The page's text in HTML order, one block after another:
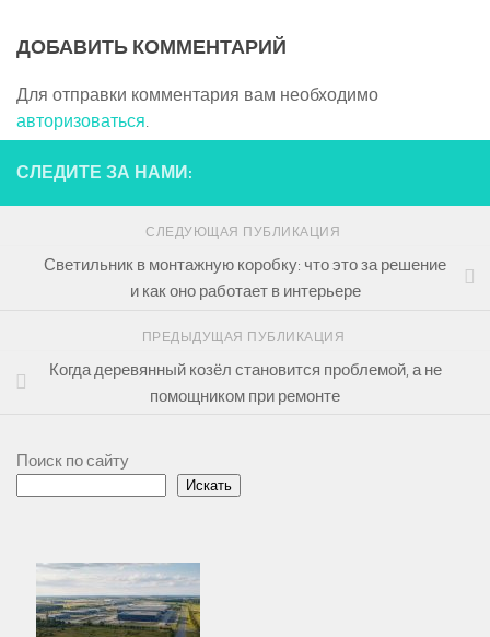
ДОБАВИТЬ КОММЕНТАРИЙ
Для отправки комментария вам необходимо
авторизоваться.
СЛЕДИТЕ ЗА НАМИ:
СЛЕДУЮЩАЯ ПУБЛИКАЦИЯ
Светильник в монтажную коробку: что это за решение
и как оно работает в интерьере
ПРЕДЫДУЩАЯ ПУБЛИКАЦИЯ
Когда деревянный козёл становится проблемой, а не
помощником при ремонте
Поиск по сайту
Искать